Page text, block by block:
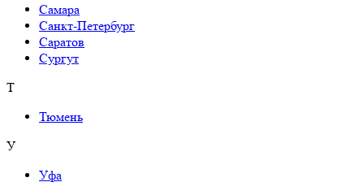
Самара
Санкт-Петербург
Саратов
Сургут
Т
Тюмень
У
Уфа